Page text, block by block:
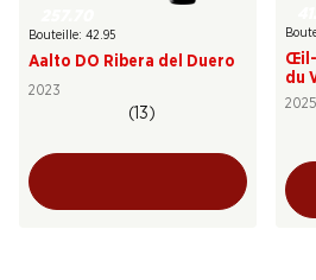
Bouteille: 42.95
Aalto DO Ribera del Duero
2023
(13)
Œil-
du
2025